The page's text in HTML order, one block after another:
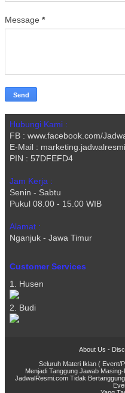
Message *
Hubungi Kami :
FB : www.facebook.com/
E-Mail :
PIN : 57DFEFD4
Jam Kerja :
Senin - Sabtu
Pukul 08.00 - 15.00 WIB
Alamat :
Nganjuk - Jawa Timur
Customer Services
1. Husen
2. Budi
About Us -
Seluruh Materi Iklan ( Event/
Menjadi Tanggung Jawab
JadwalResmi.com Tidak